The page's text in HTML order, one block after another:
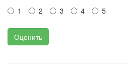
1
2 3 4 5
Оценить